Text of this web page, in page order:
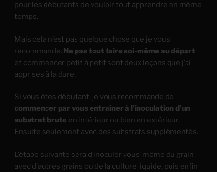
pour les débutants de vouloir tout apprendre en même
temps.
Mais cela n’est pas quelque chose que je vous
recommande. Ne pas tout faire soi-même au départ
et commencer petit à petit sont deux leçons que j’ai
apprises à la dure.
Si vous êtes débutant, je vous recommande de
commencer par vous entrainer à l’inoculation d’un
substrat brute en intérieur ou bien en extérieur.
Ensuite seulement avec des substrats supplémentés.
L’étape suivante sera d’inoculer vous-même du grain
avec d’autres grains ou de la culture liquide, puis enfin